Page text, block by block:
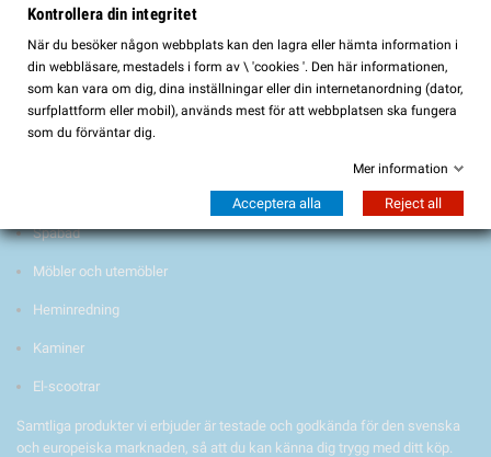
HemGrossisten.se
HemGrossisten.se har sedan 2017 erbjudit kvalitetsprodukter för hem och
trädgård till kunder över hela Sverige. Hos oss hittar du ett noggrant utvalt
sortiment med fokus på kvalitet, funktion och lång hållbarhet.
Spabad
Möbler och utemöbler
Heminredning
Kaminer
El-scootrar
Samtliga produkter vi erbjuder är testade och godkända för den svenska
och europeiska marknaden, så att du kan känna dig trygg med ditt köp.
Kontrollera din integritet
När du besöker någon webbplats kan den lagra eller hämta information i
din webbläsare, mestadels i form av \ 'cookies '. Den här informationen,
som kan vara om dig, dina inställningar eller din internetanordning (dator,
surfplattform eller mobil), används mest för att webbplatsen ska fungera
som du förväntar dig.
Mer information
Acceptera alla Reject all